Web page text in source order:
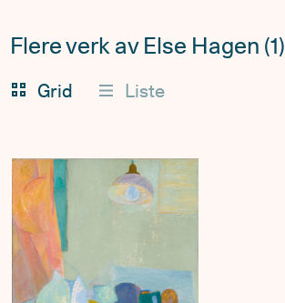
Flere verk av Else Hagen (1)
Grid Liste